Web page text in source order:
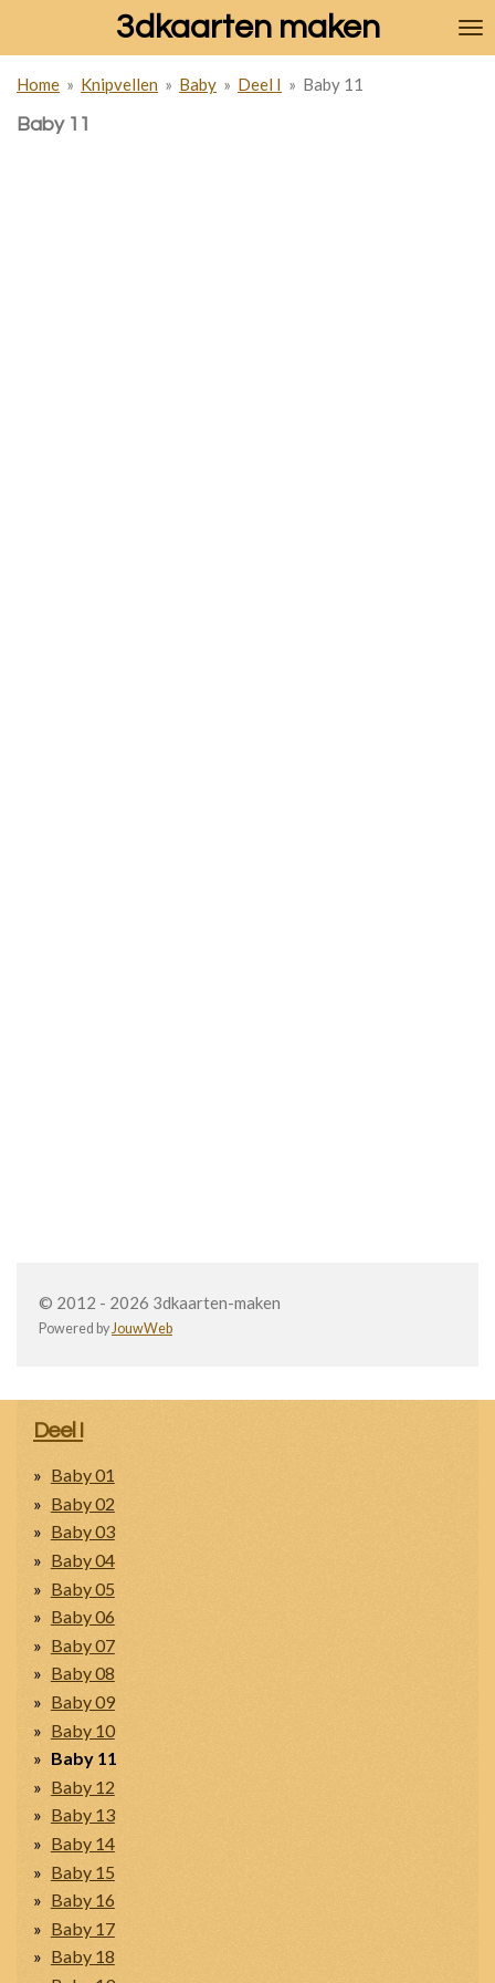
de
hoofdinhoud
3dkaarten maken
Home » Knipvellen » Baby » Deel I » Baby 11
Baby 11
© 2012 - 2026 3dkaarten-maken
Powered byJouwWeb
Deel I
Baby 01
Baby 02
Baby 03
Baby 04
Baby 05
Baby 06
Baby 07
Baby 08
Baby 09
Baby 10
Baby 11
Baby 12
Baby 13
Baby 14
Baby 15
Baby 16
Baby 17
Baby 18